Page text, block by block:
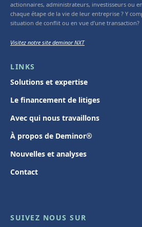
actionnaires, administrateurs, investisseurs ou
chaque étape de la vie de leur entreprise ? Y
situation de conflit ou en vue d’une transaction?
Visitez notre site deminor NXT
LINKS
Solutions et expertise
Le financement de litiges
Avec qui nous travaillons
À propos de Deminor®
Nouvelles et analyses
Contact
SUIVEZ NOUS SUR